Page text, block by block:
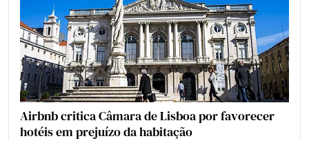
Airbnb critica Câmara de Lisboa por favorecer
hotéis em prejuízo da habitação